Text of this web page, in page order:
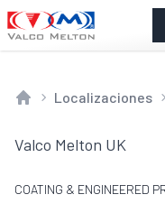
Localizaciones
Valco Melton UK
COATING & ENGINEERED